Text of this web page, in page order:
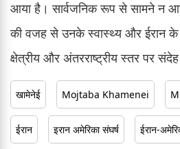
आया है। सार्वजनिक रूप से सामने न
की वजह से उनके स्वास्थ्य और ईरान के
क्षेत्रीय और अंतरराष्ट्रीय स्तर पर
खामेनेई Mojtaba Khamenei
ईरान इरान अमेरिका संघर्ष ईरान-